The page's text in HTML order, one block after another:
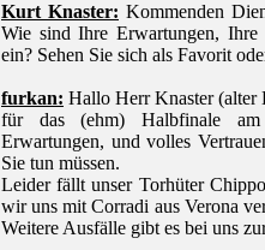
Kurt Knaster: Kommenden
Wie sind Ihre Erwartungen,
ein? Sehen Sie sich als Favorit
furkan: Hallo Herr Knaster (alter
für das (ehm) Halbfinale am
Erwartungen, und volles
Sie tun müssen.
Leider fällt unser Torhüter
wir uns mit Corradi aus Verona
Weitere Ausfälle gibt es bei uns